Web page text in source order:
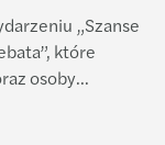
„Szanse
które
osoby